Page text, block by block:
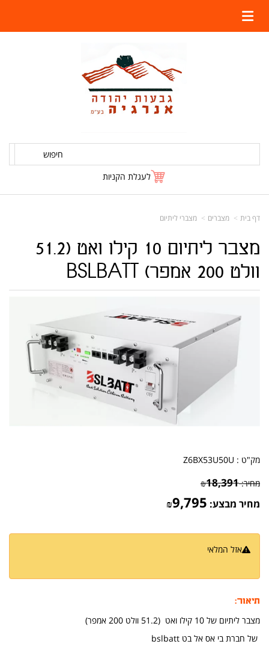
חיפוש
לעגלת הקניות
דף בית מצברים מצברי ליתיום
מצבר ליתיום 10 קילו ואט (51.2
וולט 200 אמפר) BSLBATT
מק"ט : Z6BX53U50U
מחיר: ₪18,391
מחיר מבצע: ₪9,795
אזל המלאי
תיאור:
מצבר ליתיום של 10 קילו ואט (51.2 וולט 200 אמפר)
של חברת בי אס אל בט bslbatt